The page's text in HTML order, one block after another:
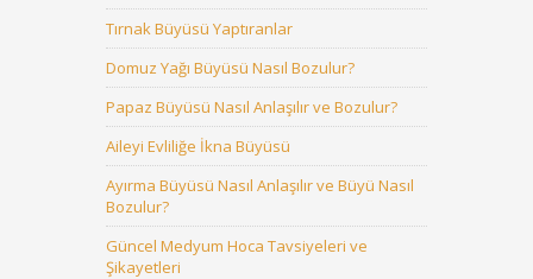
Tırnak Büyüsü Yaptıranlar
Domuz Yağı Büyüsü Nasıl Bozulur?
Papaz Büyüsü Nasıl Anlaşılır ve Bozulur?
Aileyi Evliliğe İkna Büyüsü
Ayırma Büyüsü Nasıl Anlaşılır ve Büyü Nasıl
Bozulur?
Güncel Medyum Hoca Tavsiyeleri ve
Şikayetleri